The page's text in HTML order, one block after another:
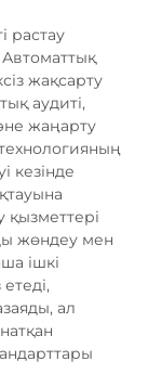
растау
жақсарту
аудиті,
жаңарту
кезінде
қызметтері
жөндеу мен
ішкі
ал